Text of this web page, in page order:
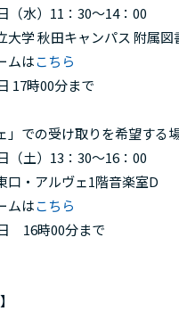
（水）11：30～14：00
学 秋田キャンパス 附属図
ムはこちら
17時00分まで
での受け取りを希望する
（土）13：30～16：00
口・アルヴェ1階音楽室D
ムはこちら
16時00分まで